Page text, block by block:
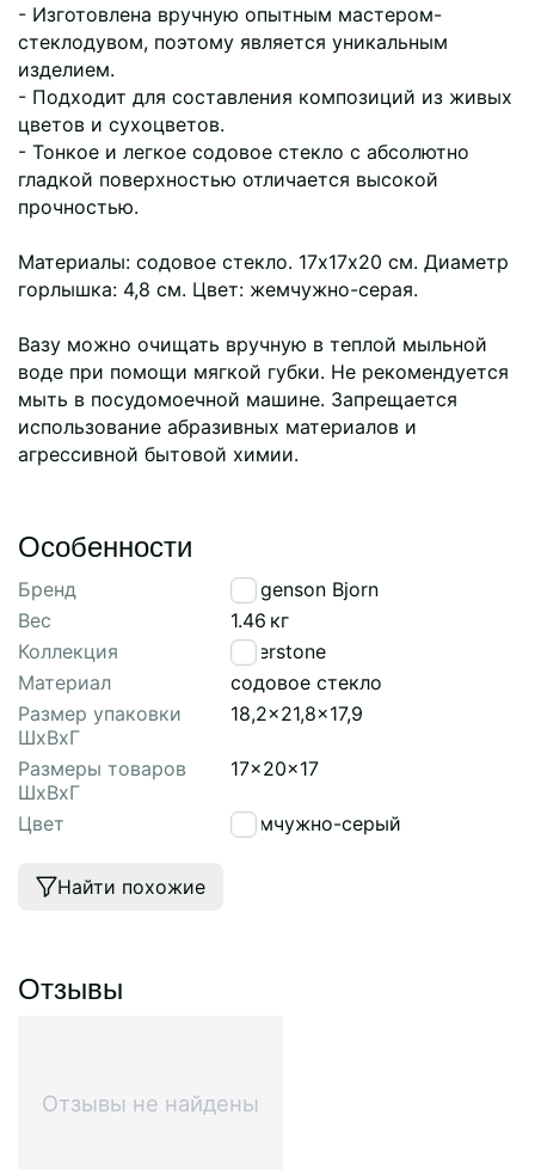
- Изготовлена вручную опытным мастером-
стеклодувом, поэтому является уникальным
изделием.
- Подходит для составления композиций из живых
цветов и сухоцветов.
- Тонкое и легкое содовое стекло с абсолютно
гладкой поверхностью отличается высокой
прочностью.
Материалы: содовое стекло. 17х17х20 см. Диаметр
горлышка: 4,8 см. Цвет: жемчужно-серая.
Вазу можно очищать вручную в теплой мыльной
воде при помощи мягкой губки. Не рекомендуется
мыть в посудомоечной машине. Запрещается
использование абразивных материалов и
агрессивной бытовой химии.
Особенности
Бренд
Bergenson Bjorn
Вес
1.46 кг
Коллекция
Riverstone
Материал
содовое стекло
Размер упаковки
ШхВхГ
18,2x21,8x17,9
Размеры товаров
ШхВхГ
17x20x17
Цвет Жемчужно-серый
Найти похожие
Отзывы
Отзывы не найдены